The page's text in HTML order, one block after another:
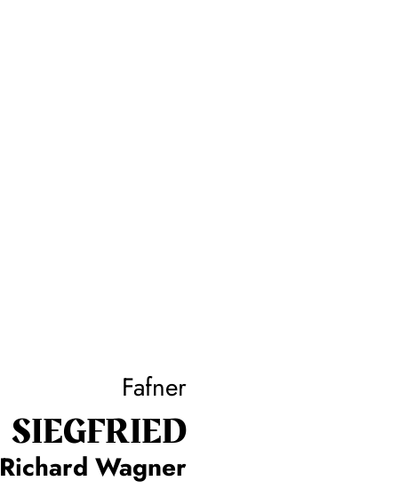
Fafner
SIEG­FRIED
Richard Wagner